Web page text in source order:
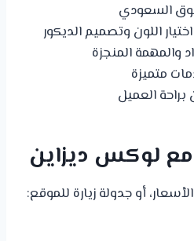
السعودي
اللون وتصميم الديكور
والمهمة المنجزة
متميزة
العميل
لوكس ديزاين
أو جدولة زيارة للموقع: